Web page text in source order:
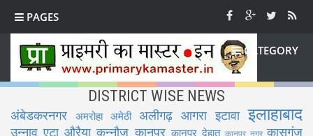
PAGES
CATEGORY
DISTRICT WISE NEWS
अंबेडकरनगर अमरोहा अमेठी अलीगढ़ आगरा इटावा इलाहाबाद
उन्नाव एटा औरैया कन्नौज कानपुर कानपुर देहात कानपुर नगर कासगंज